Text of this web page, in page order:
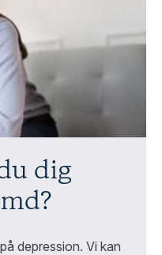
dig
depression. Vi kan